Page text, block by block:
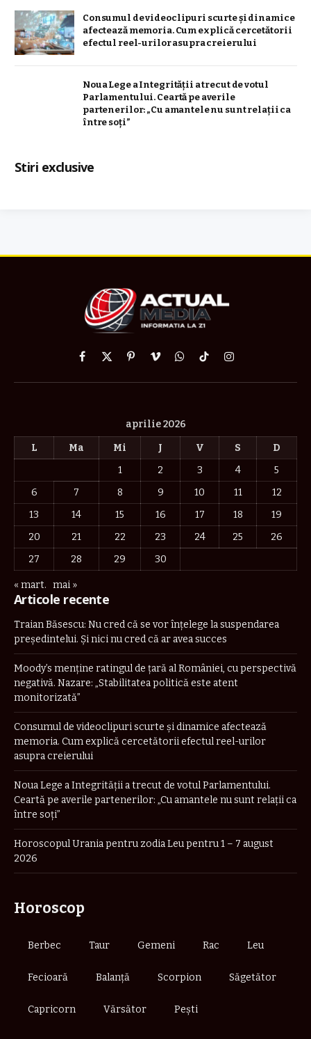
Consumul de videoclipuri scurte și dinamice
afectează memoria. Cum explică cercetătorii
efectul reel-urilor asupra creierului
Noua Lege a Integrității a trecut de votul
Parlamentului. Ceartă pe averile
partenerilor: „Cu amantele nu sunt relații ca
între soți”
Stiri exclusive
Facebook
X
PinterestVimeoWhatsApp
TikTokInstagram
aprilie 2026
L
Ma Mi J V S
D
1
2 3 4
5
6
7 8 9 10 11
12
13
14 15 16 17 18
19
20
21 22 23 24 25
26
27
28 29 30
« mart. mai »
Articole recente
Traian Băsescu: Nu cred că se vor înţelege la suspendarea
preşedintelui. Şi nici nu cred că ar avea succes
Moody’s menține ratingul de țară al României, cu perspectivă
negativă. Nazare: „Stabilitatea politică este atent
monitorizată”
Consumul de videoclipuri scurte și dinamice afectează
memoria. Cum explică cercetătorii efectul reel-urilor
asupra creierului
Noua Lege a Integrității a trecut de votul Parlamentului.
Ceartă pe averile partenerilor: „Cu amantele nu sunt relații ca
între soți”
Horoscopul Urania pentru zodia Leu pentru 1 – 7 august
2026
Horoscop
Berbec Taur Gemeni Rac Leu
Fecioară Balanță Scorpion Săgetător
Capricorn Vărsător Pești